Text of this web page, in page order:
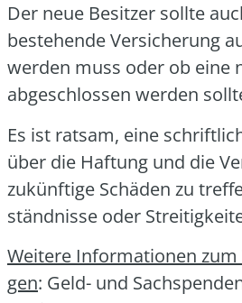
Der neue Besit­zer soll­te
bestehen­de Ver­si­che­rung
wer­den muss oder ob eine
abge­schlos­sen wer­den
Es ist rat­sam, eine
über die Haf­tung und die
zukünf­ti­ge Schä­den zu
ständ­nis­se oder
Wei­te­re Infor­ma­tio­nen
gen: Geld- und